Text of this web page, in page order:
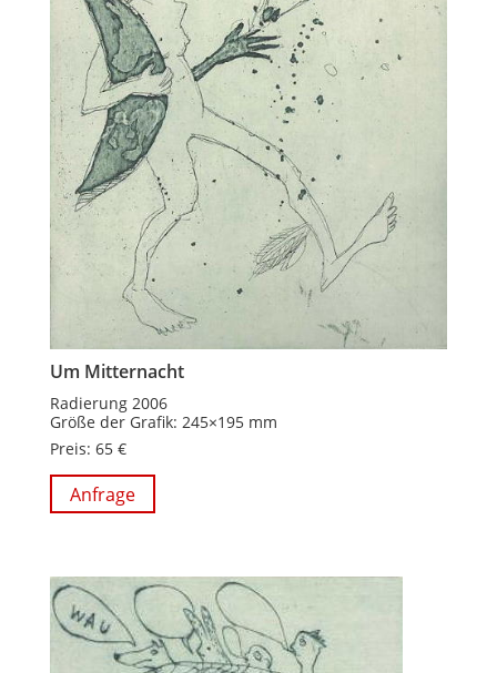
Um Mitternacht
Radierung 2006
Größe der Grafik: 245×195 mm
Preis: 65 €
Anfrage